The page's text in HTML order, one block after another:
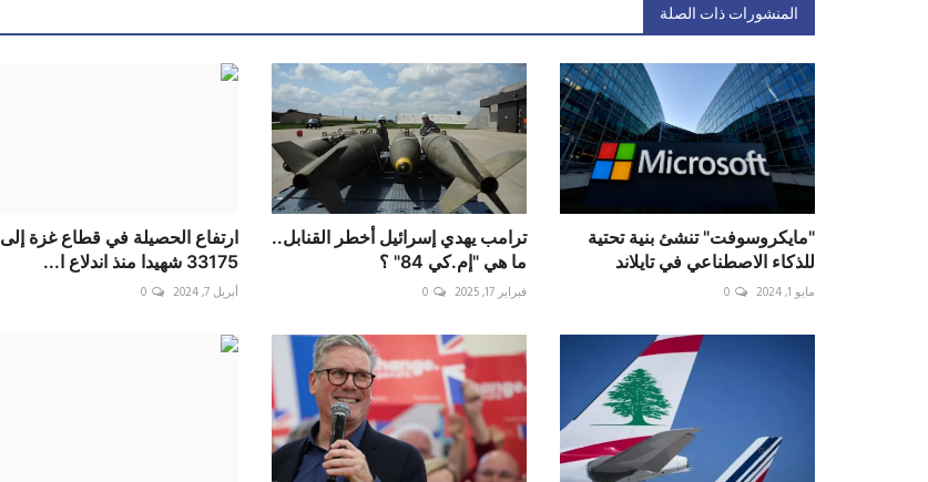
المنشورات ذات الصلة
"مايكروسوفت" تنشئ بنية تحتية
للذكاء الاصطناعي في تايلاند
مايو 1, 2024 0
ترامب يهدي إسرائيل أخطر القنابل..
ما هي "إم.كي 84" ؟
فبراير 17, 2025 0
ارتفاع الحصيلة في قطاع غزة إلى
33175 شهيدا منذ اندلاع ا...
أبريل 7, 2024 0